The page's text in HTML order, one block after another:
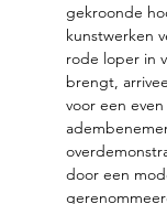
gekroonde
kunstwerken
rode loper in
brengt,
voor een
door een